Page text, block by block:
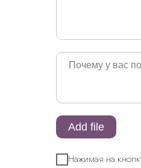
Add file
Нажимая на